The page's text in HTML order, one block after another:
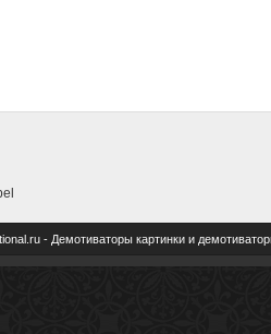
- Демотиваторы картинки и